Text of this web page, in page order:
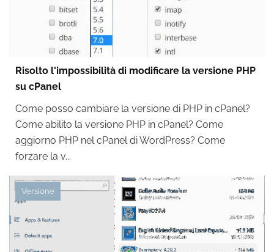
Risolto l'impossibilità di modificare la versione PHP
su cPanel
Come posso cambiare la versione di PHP in cPanel?
Come abilito la versione PHP in cPanel? Come
aggiorno PHP nel cPanel di WordPress? Come
forzare la v...
Versione